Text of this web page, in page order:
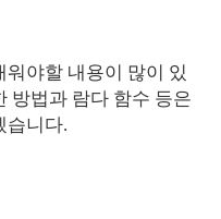
야할 내용이 많이 있
방법과 람다 함수 등은
습니다.